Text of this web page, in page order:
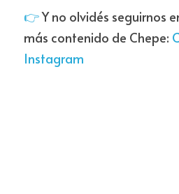
👉 Y no olvidés seguirnos
más contenido de Chepe:
Instagram